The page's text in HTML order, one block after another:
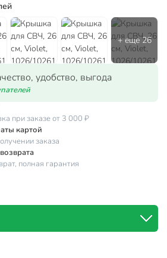
удобство, выгода
при заказе от 3 000 ₽
картой
заказа
полная гарантия